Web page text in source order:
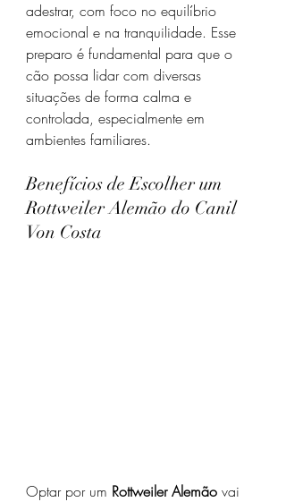
adestrar, com foco no equilíbrio
emocional e na tranquilidade. Esse
preparo é fundamental para que o
cão possa lidar com diversas
situações de forma calma e
controlada, especialmente em
ambientes familiares.
Benefícios de Escolher um
Rottweiler Alemão do Canil
Von Costa
Optar por um Rottweiler Alemão vai